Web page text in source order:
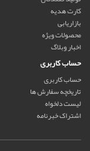
کارت هدیه
بازاریابی
محصولات ویژه
اخبار وبلاگ
حساب کاربری
حساب کاربری
تاریخچه سفارش ها
لیست دلخواه
اشتراک خبرنامه